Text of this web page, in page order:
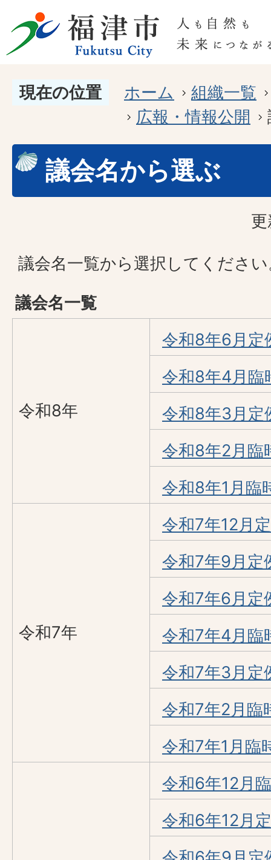
現在の位置 ホーム
組織一覧
広報・情報公開
議会名から選ぶ
議会名一覧から選択してくださ
議会名一覧
令和8年
令和8年6月定
令和8年4月臨
令和8年3月定
令和8年2月臨
令和8年1月臨
令和7年
令和7年12月
令和7年9月定
令和7年6月定
令和7年4月臨
令和7年3月定
令和7年2月臨
令和7年1月臨
令和6年12月
令和6年12月